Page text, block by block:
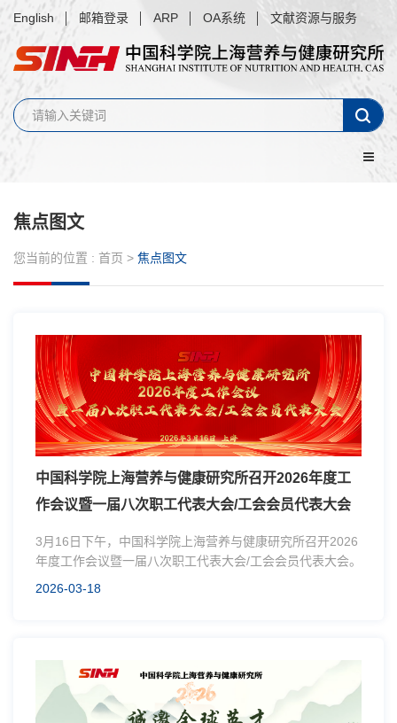
English 邮箱登录 ARP OA系统 文献资源与服务
焦点图文
您当前的位置 : 首页 > 焦点图文
中国科学院上海营养与健康研究所召开2026年度工
作会议暨一届八次职工代表大会/工会会员代表大会
3月16日下午，中国科学院上海营养与健康研究所召开2026
年度工作会议暨一届八次职工代表大会/工会会员代表大会。
2026-03-18